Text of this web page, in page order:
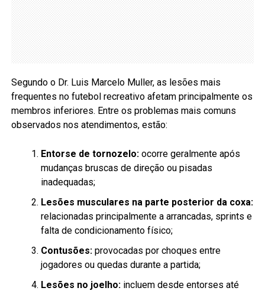
Segundo o Dr. Luis Marcelo Muller, as lesões mais
frequentes no futebol recreativo afetam principalmente os
membros inferiores. Entre os problemas mais comuns
observados nos atendimentos, estão:
Entorse de tornozelo: ocorre geralmente após
mudanças bruscas de direção ou pisadas
inadequadas;
Lesões musculares na parte posterior da coxa:
relacionadas principalmente a arrancadas, sprints e
falta de condicionamento físico;
Contusões: provocadas por choques entre
jogadores ou quedas durante a partida;
Lesões no joelho: incluem desde entorses até